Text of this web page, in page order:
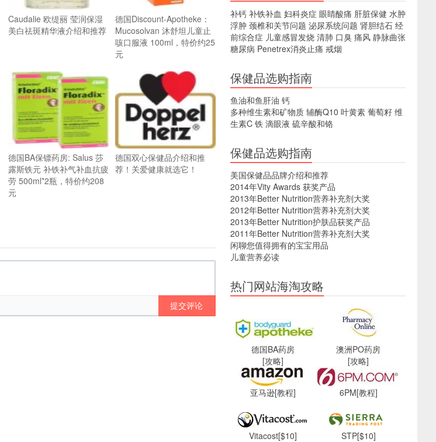
Caudalie 欧缇丽 莹润保湿
美白祛斑精华液介绍和推荐
德国Discount-Apotheke：
Mucosolvan 沐舒坦儿童止
咳口服液 100ml，特价约25
元
德国BA保镖药房: Salus 莎
露斯铁元 补铁补气补血抗疲
劳 500ml*2瓶，特价约208
元
德国双心保健品介绍和推
荐！关爱健康就选它！
提交评论
补钙 补铁补血 妇科炎症 眼睛酸痛 肝脏保健 水肿
浮肿 颈椎和关节问题 泌尿系统问题 肾胆结石 经
前综合症 儿童感冒发烧 清肺 口臭 痛风 静脉曲张
糖尿病 Penetrex消炎止痛 戒烟
保健品选购指南
鱼油和鱼肝油 钙
多种维生素和矿物质 辅酶Q10 叶黄素 葡萄籽 维
生素C 铁 滴眼液 硫辛酸和铬
保健品选购指南
美国保健品品牌介绍和推荐
2014年Vity Awards 获奖产品
2013年Better Nutrition营养补充剂大奖
2012年Better Nutrition营养补充剂大奖
2013年Better Nutrition护肤品获奖产品
2011年Better Nutrition营养补充剂大奖
闲聊您值得拥有的宝宝用品
儿童营养必读
热门网站海淘攻略
德国BA药房
[攻略]
澳洲PO药房
[攻略]
亚马逊[教程] 6PM[教程]
Vitacost[$10] STP[$10]